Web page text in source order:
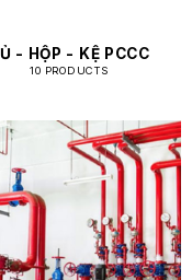
- HỘP - KỆ PCCC
10 PRODUCTS